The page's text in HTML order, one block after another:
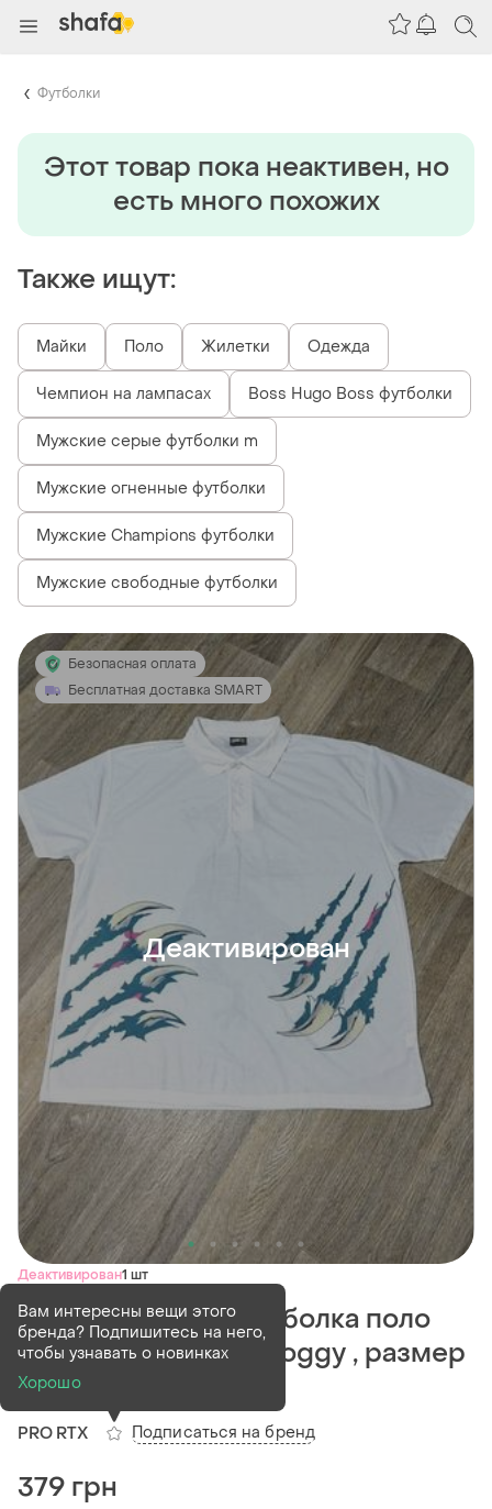
Футболки
Этот товар пока неактивен, но
есть много похожих
Также ищут:
Майки Поло Жилетки Одежда
Чемпион на лампасах Boss Hugo Boss футболки
Мужские серые футболки m
Мужские огненные футболки
Мужские Champions футболки
Мужские свободные футболки
Безопасная оплата
Бесплатная доставка SMART
Деактивирован
Деактивирован1 шт
Мужская лёгкая футболка поло
pro rtx с принтом froggy , размер
3xl-4xl .
PRO RTX
Вам интересны вещи этого
бренда? Подпишитесь на него,
чтобы узнавать о новинках
Хорошо
Подписаться на бренд
379 грн